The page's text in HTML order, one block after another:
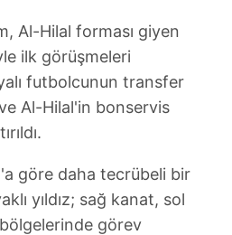
Al-Hilal forması giyen
ilk görüşmeleri
futbolcunun transfer
ve Al-Hilal'in bonservis
göre daha tecrübeli bir
yıldız; sağ kanat, sol
görev